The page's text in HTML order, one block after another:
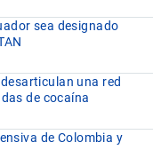
sea designado
una red
de cocaína
de Colombia y